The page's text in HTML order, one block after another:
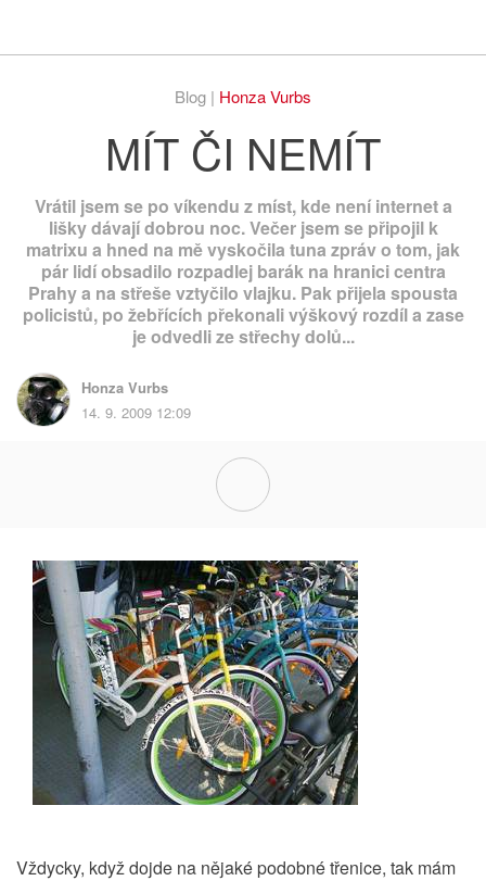
Blog | Honza Vurbs
MÍT ČI NEMÍT
Vrátil jsem se po víkendu z míst, kde není internet a
lišky dávají dobrou noc. Večer jsem se připojil k
matrixu a hned na mě vyskočila tuna zpráv o tom, jak
pár lidí obsadilo rozpadlej barák na hranici centra
Prahy a na střeše vztyčilo vlajku. Pak přijela spousta
policistů, po žebřících překonali výškový rozdíl a zase
je odvedli ze střechy dolů...
Honza Vurbs
14. 9. 2009 12:09
Vždycky, když dojde na nějaké podobné třenice, tak mám